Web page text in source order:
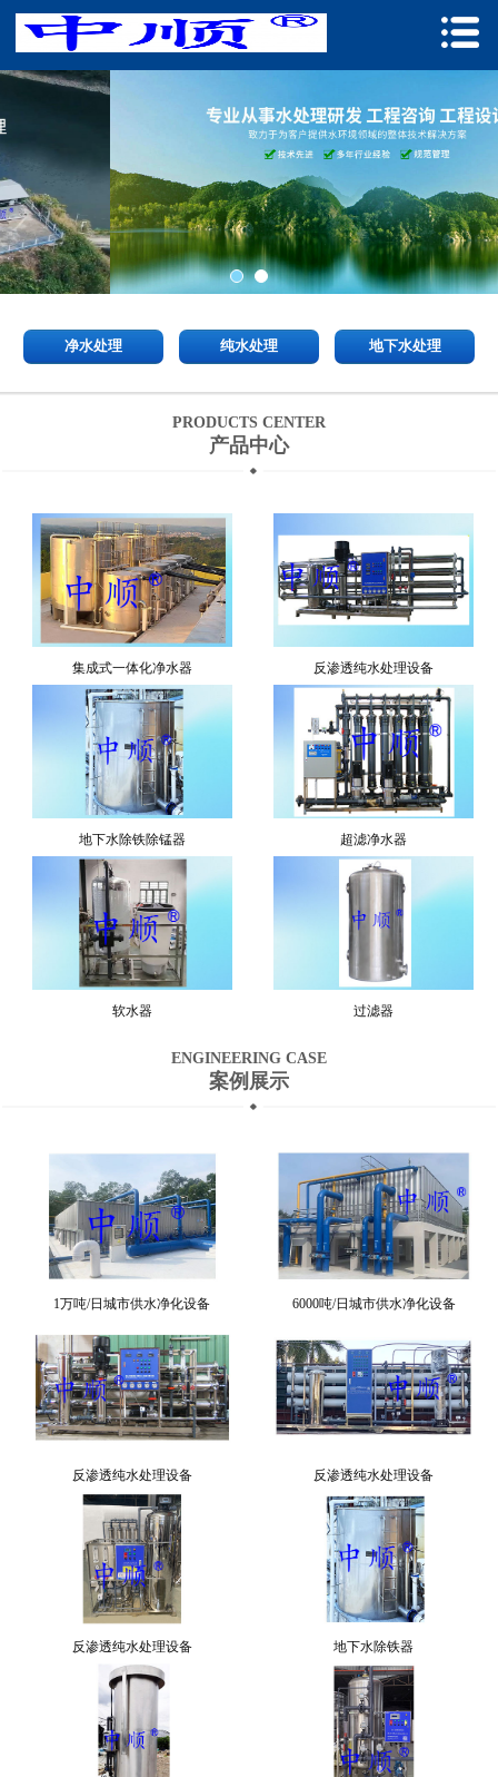
净水处理 纯水处理 地下水处理
PRODUCTS CENTER
产品中心
集成式一体化净水器 反渗透纯水处理设备
地下水除铁除锰器 超滤净水器
软水器 过滤器
ENGINEERING CASE
案例展示
1万吨/日城市供水净化设备 6000吨/日城市供水净化设备
反渗透纯水处理设备 反渗透纯水处理设备
反渗透纯水处理设备 地下水除铁器